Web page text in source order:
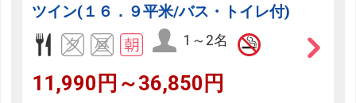
ツイン(１６．９平米/バス・トイレ付)
1～2名
11,990円～36,850円